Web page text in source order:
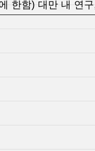
한함) 대만 내 연